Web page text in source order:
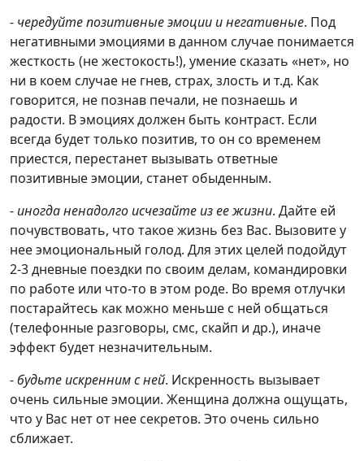
- чередуйте позитивные эмоции и негативные. Под
негативными эмоциями в данном случае понимается
жесткость (не жестокость!), умение сказать «нет», но
ни в коем случае не гнев, страх, злость и т.д. Как
говорится, не познав печали, не познаешь и
радости. В эмоциях должен быть контраст. Если
всегда будет только позитив, то он со временем
приестся, перестанет вызывать ответные
позитивные эмоции, станет обыденным.
- иногда ненадолго исчезайте из ее жизни. Дайте ей
почувствовать, что такое жизнь без Вас. Вызовите у
нее эмоциональный голод. Для этих целей подойдут
2-3 дневные поездки по своим делам, командировки
по работе или что-то в этом роде. Во время отлучки
постарайтесь как можно меньше с ней общаться
(телефонные разговоры, смс, скайп и др.), иначе
эффект будет незначительным.
-будьте искренним с ней. Искренность вызывает
очень сильные эмоции. Женщина должна ощущать,
что у Вас нет от нее секретов. Это очень сильно
сближает.